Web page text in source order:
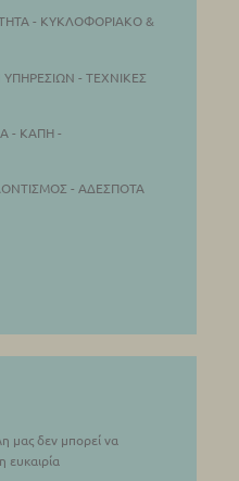
- ΚΥΚΛΟΦΟΡΙΑΚΌ &
- ΤΕΧΝΙΚΈΣ
- ΚΑΠΗ -
- ΑΔΈΣΠΟΤΑ
μας δεν μπορεί να
ευκαιρία